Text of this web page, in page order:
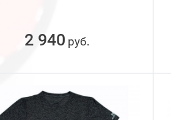
2 940 руб.